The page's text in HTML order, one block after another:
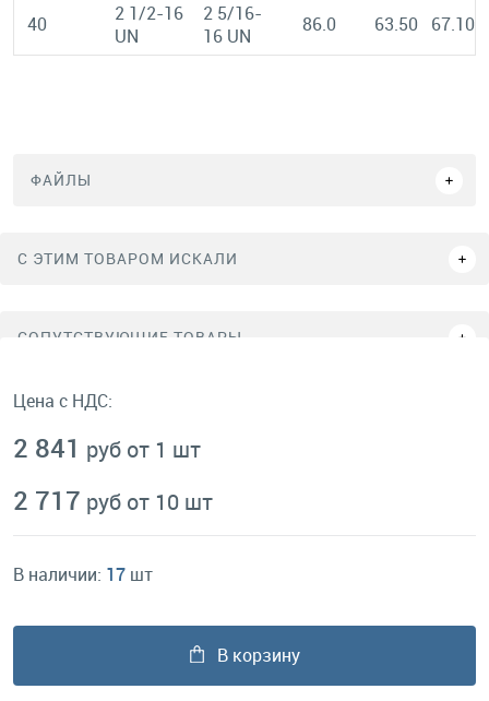
40
2 1/2-16
UN
2 5/16-
16 UN
86.0 63.50 67.10
ФАЙЛЫ
C ЭТИМ ТОВАРОМ ИСКАЛИ
СОПУТСТВУЮЩИЕ ТОВАРЫ
Цена с НДС:
2 841 руб от 1 шт
2 717 руб от 10 шт
В наличии: 17 шт
В корзину